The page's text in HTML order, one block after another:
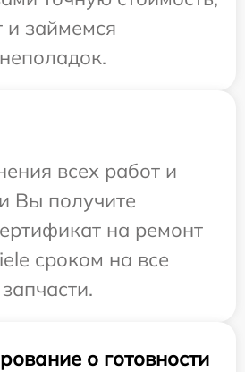
и займемся
всех работ и
Вы получите
на ремонт
сроком на все
о готовности